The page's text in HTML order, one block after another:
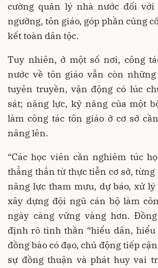
cường quản lý nhà nước đối
ngưỡng, tôn giáo, góp phần củng
kết toàn dân tộc.
Tuy nhiên, ở một số nơi, công
nước về tôn giáo vẫn còn
tuyên truyền, vận động có lúc
sát; năng lực, kỹ năng của một
làm công tác tôn giáo ở cơ sở
nâng lên.
“Các học viên cần nghiêm túc
thẳng thắn từ thực tiễn cơ sở, từng
năng lực tham mưu, dự báo, xử
xây dựng đội ngũ cán bộ làm
ngày càng vững vàng hơn.
định rõ tinh thần “hiểu dân, hiểu
đồng bào có đạo, chủ động tiếp
sự đồng thuận và phát huy vai